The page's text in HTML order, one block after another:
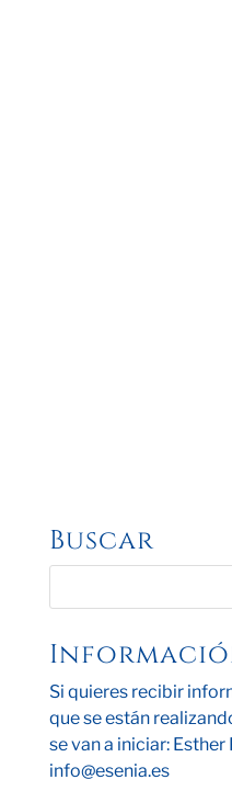
Buscar
Si quieres recibir
que se están
se van a iniciar:
info@esenia.es